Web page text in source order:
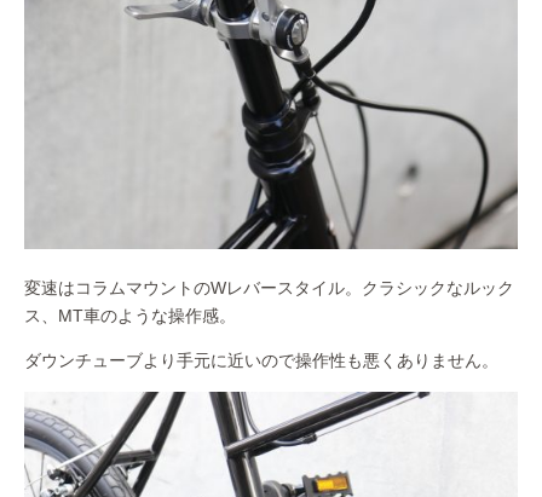
変速はコラムマウントのWレバースタイル。クラシックなルック
ス、MT車のような操作感。
ダウンチューブより手元に近いので操作性も悪くありません。